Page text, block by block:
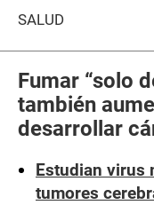
SALUD
Fumar “solo
también
desarrollar
Estudian virus
tumores